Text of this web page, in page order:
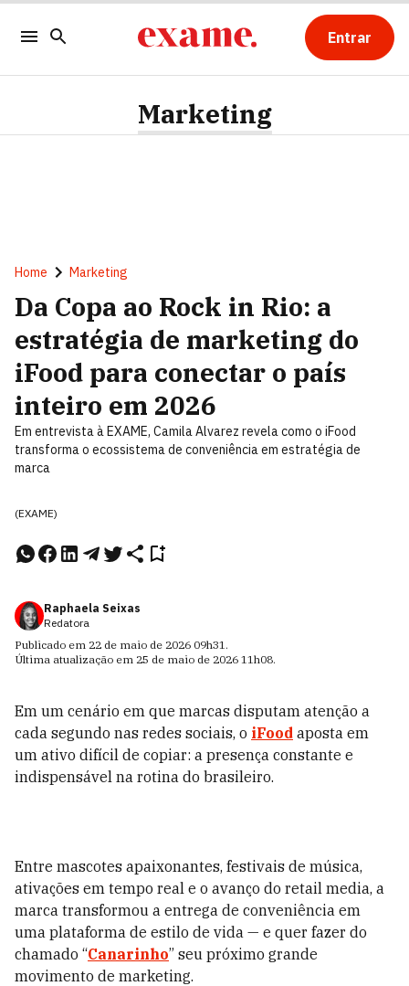
Entrar
Marketing
Home Marketing
Da Copa ao Rock in Rio: a
estratégia de marketing do
iFood para conectar o país
inteiro em 2026
Em entrevista à EXAME, Camila Alvarez revela como o iFood
transforma o ecossistema de conveniência em estratégia de
marca
(EXAME)
Raphaela Seixas
Redatora
Publicado em 22 de maio de 2026 09h31.
Última atualização em 25 de maio de 2026 11h08.
Em um cenário em que marcas disputam atenção a
cada segundo nas redes sociais, o iFood aposta em
um ativo difícil de copiar: a presença constante e
indispensável na rotina do brasileiro.
Entre mascotes apaixonantes, festivais de música,
ativações em tempo real e o avanço do retail media, a
marca transformou a entrega de conveniência em
uma plataforma de estilo de vida — e quer fazer do
chamado “Canarinho” seu próximo grande
movimento de marketing.